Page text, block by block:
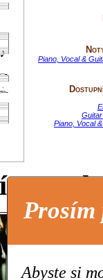
Piano, Vocal &
Piano, Vocal
Prosím
Abyste si